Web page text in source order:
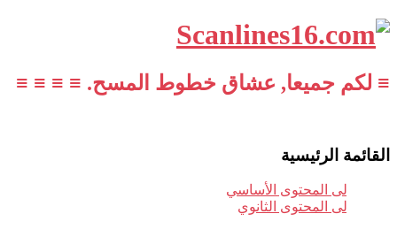
≡ لكم جميعا, عشاق خطوط المسح. ≡ ≡ ≡ ≡
القائمة الرئيسية
تخطي إلى المحتوى الأساسي
تخطي إلى المحتوى الثانوي